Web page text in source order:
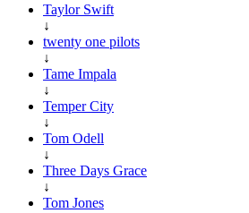
Taylor Swift
↓
twenty one pilots
↓
Tame Impala
↓
Temper City
↓
Tom Odell
↓
Three Days Grace
↓
Tom Jones